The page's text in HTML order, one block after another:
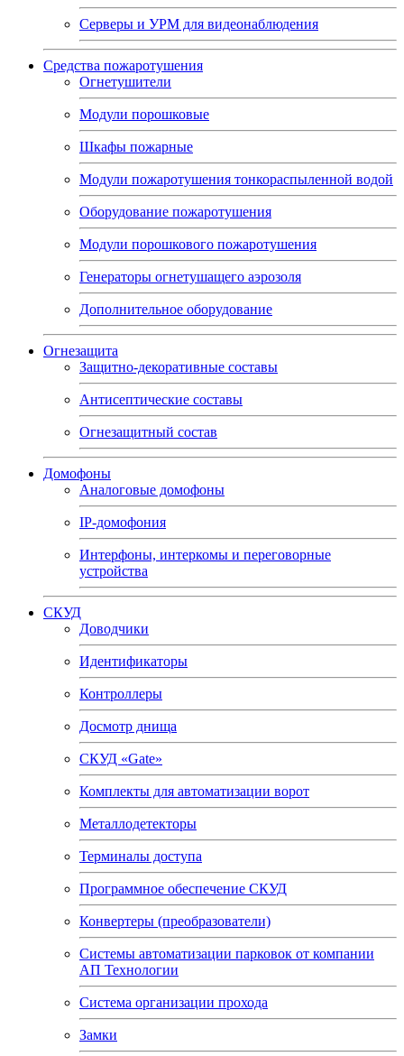
Серверы и УРМ для видеонаблюдения
Средства пожаротушения
Огнетушители
Модули порошковые
Шкафы пожарные
Модули пожаротушения тонкораспыленной водой
Оборудование пожаротушения
Модули порошкового пожаротушения
Генераторы огнетушащего аэрозоля
Дополнительное оборудование
Огнезащита
Защитно-декоративные составы
Антисептические составы
Огнезащитный состав
Домофоны
Аналоговые домофоны
IP-домофония
Интерфоны, интеркомы и переговорные
устройства
СКУД
Доводчики
Идентификаторы
Контроллеры
Досмотр днища
СКУД «Gate»
Комплекты для автоматизации ворот
Металлодетекторы
Терминалы доступа
Программное обеспечение СКУД
Конвертеры (преобразователи)
Системы автоматизации парковок от компании
АП Технологии
Система организации прохода
Замки